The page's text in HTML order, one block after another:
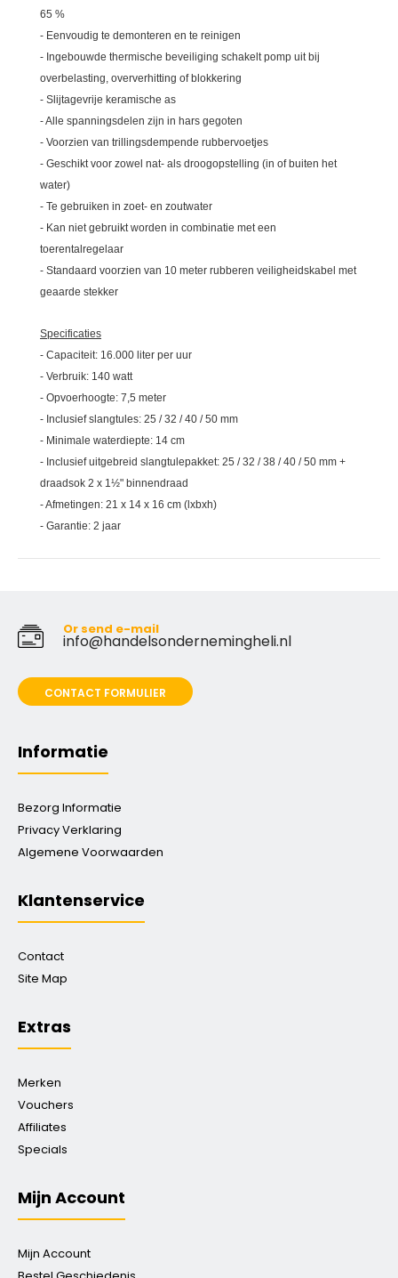
65 %
- Eenvoudig te demonteren en te reinigen
- Ingebouwde thermische beveiliging schakelt pomp uit bij
overbelasting, oververhitting of blokkering
- Slijtagevrije keramische as
- Alle spanningsdelen zijn in hars gegoten
- Voorzien van trillingsdempende rubbervoetjes
- Geschikt voor zowel nat- als droogopstelling (in of buiten het
water)
- Te gebruiken in zoet- en zoutwater
- Kan niet gebruikt worden in combinatie met een
toerentalregelaar
- Standaard voorzien van 10 meter rubberen veiligheidskabel met
geaarde stekker
Specificaties
- Capaciteit: 16.000 liter per uur
- Verbruik: 140 watt
- Opvoerhoogte: 7,5 meter
- Inclusief slangtules: 25 / 32 / 40 / 50 mm
- Minimale waterdiepte: 14 cm
- Inclusief uitgebreid slangtulepakket: 25 / 32 / 38 / 40 / 50 mm +
draadsok 2 x 1½" binnendraad
- Afmetingen: 21 x 14 x 16 cm (lxbxh)
- Garantie: 2 jaar
Or send e-mail
info@handelsondernemingheli.nl
CONTACT FORMULIER
Informatie
Bezorg Informatie
Privacy Verklaring
Algemene Voorwaarden
Klantenservice
Contact
Site Map
Extras
Merken
Vouchers
Affiliates
Specials
Mijn Account
Mijn Account